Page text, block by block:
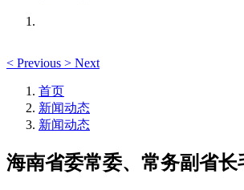
< Previous > Next
首页
新闻动态
新闻动态
海南省委常委、常务副省